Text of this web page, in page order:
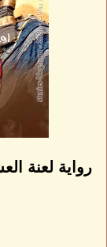
رواية لعنة